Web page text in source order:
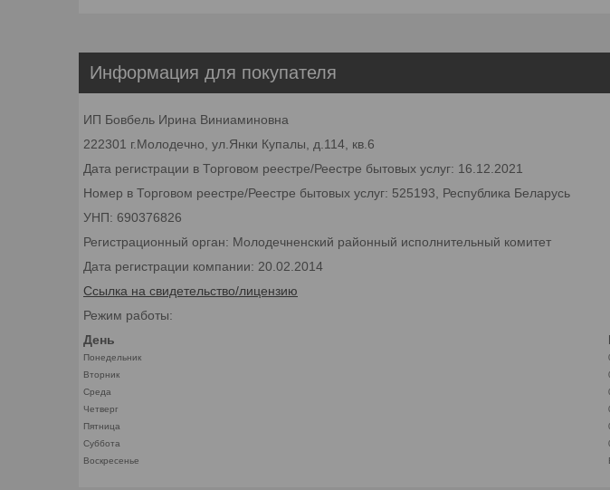
Информация для покупателя
ИП Бовбель Ирина Виниаминовна
222301 г.Молодечно, ул.Янки Купалы, д.114, кв.6
Дата регистрации в Торговом реестре/Реестре бытовых услуг: 16.12.2021
Номер в Торговом реестре/Реестре бытовых услуг: 525193, Республика Беларусь
УНП: 690376826
Регистрационный орган: Молодечненский районный исполнительный комитет
Дата регистрации компании: 20.02.2014
Ссылка на свидетельство/лицензию
Режим работы:
День
Понедельник
Вторник
Среда
Четверг
Пятница
Суббота
Воскресенье